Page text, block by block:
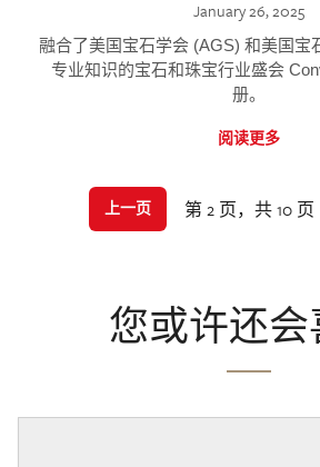
January 26, 2025
融合了美国宝石学会 (AGS) 和美国宝
专业知识的宝石和珠宝行业盛会
册。
阅读更多
上一页 第 2 页，共 10 页
您或许还会